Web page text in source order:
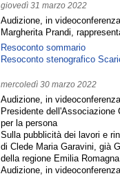
giovedì 31 marzo 2022
Audizione, in
Margherita Prandi,
Resoconto sommario
Resoconto stenografico
mercoledì 30 marzo 2022
Audizione, in
Presidente dell'Associazione
per la persona
Sulla pubblicità dei lavori e
di Clede Maria Garavini, già
della regione Emilia Romagna
Audizione, in